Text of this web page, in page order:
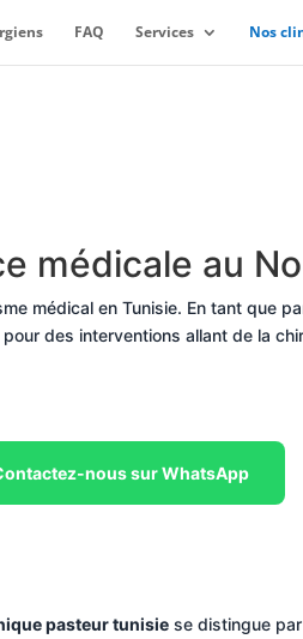
FAQ Services Nos
médicale au
médical en Tunisie. En tant que
des interventions allant de la
nous sur WhatsApp
pasteur tunisie se distingue